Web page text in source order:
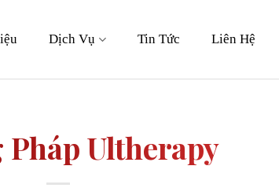
Dịch Vụ Tin Tức Liên Hệ
Pháp Ultherapy